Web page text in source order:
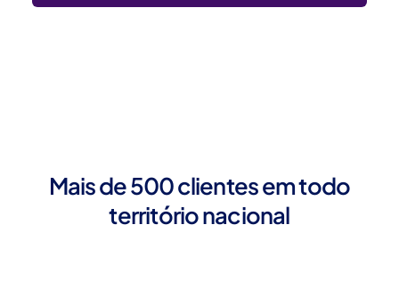
Mais de 500 clientes em todo
território nacional